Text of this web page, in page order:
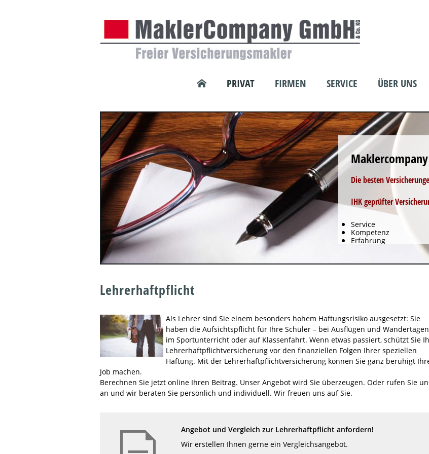
PRIVAT FIRMEN SERVICE ÜBER UNS
Maklercompany
Die besten
IHK geprüfter
Service
Kompetenz
Erfahrung
Lehrerhaftpflicht
Als Lehrer sind Sie einem besonders hohem Haftungsrisiko ausgesetzt: Sie
haben die Aufsichtspflicht für Ihre Schüler – bei Ausflügen und
im Sportunterricht oder auf Klassenfahrt. Wenn etwas passiert, schützt Sie
Lehrerhaftpflichtversicherung vor den finanziellen Folgen Ihrer speziellen
Haftung. Mit der Lehrerhaftpflichtversicherung können Sie ganz beruhigt
Job machen.
Berechnen Sie jetzt online Ihren Beitrag. Unser Angebot wird Sie überzeugen. Oder rufen Sie
an und wir beraten Sie persönlich und individuell. Wir freuen uns auf Sie.
Angebot und Vergleich zur Lehrerhaftpflicht anfordern!
Wir erstellen Ihnen gerne ein Vergleichsangebot.